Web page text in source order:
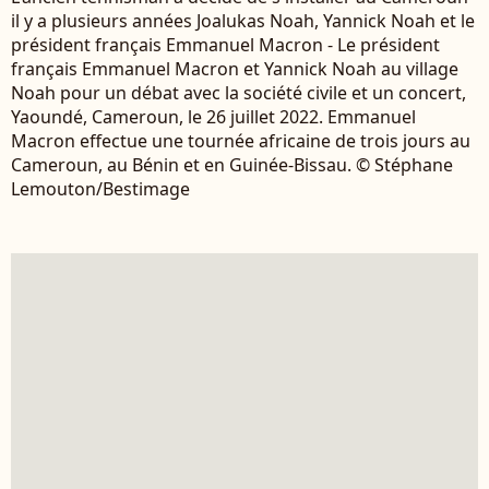
il y a plusieurs années Joalukas Noah, Yannick Noah et le
président français Emmanuel Macron - Le président
français Emmanuel Macron et Yannick Noah au village
Noah pour un débat avec la société civile et un concert,
Yaoundé, Cameroun, le 26 juillet 2022. Emmanuel
Macron effectue une tournée africaine de trois jours au
Cameroun, au Bénin et en Guinée-Bissau. © Stéphane
Lemouton/Bestimage